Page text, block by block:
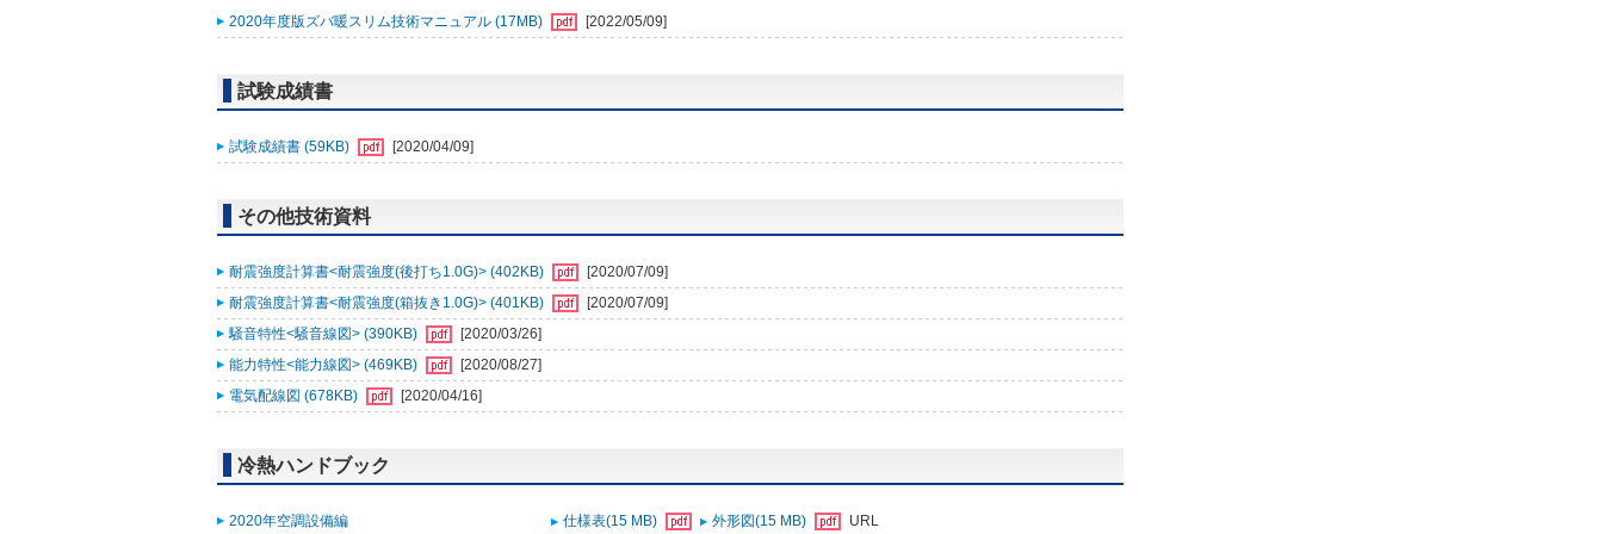
2020年度版ズバ暖スリム技術マニュアル (17MB) [2022/05/09]
試験成績書
試験成績書 (59KB) [2020/04/09]
その他技術資料
耐震強度計算書<耐震強度(後打ち1.0G)> (402KB)
[2020/07/09]
耐震強度計算書<耐震強度(箱抜き1.0G)> (401KB)
[2020/07/09]
騒音特性<騒音線図> (390KB)
[2020/03/26]
能力特性<能力線図> (469KB)
[2020/08/27]
電気配線図 (678KB)
[2020/04/16]
冷熱ハンドブック
2020年空調設備編 仕様表(15 MB) 外形図(15 MB) URL